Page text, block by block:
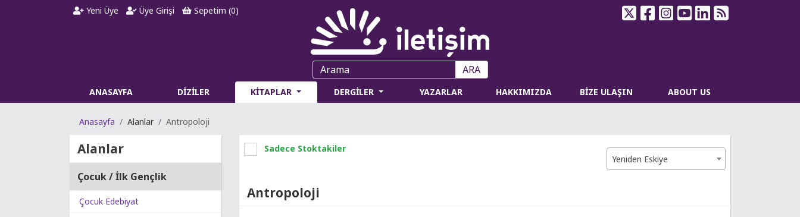
Yeni Üye Üye Girişi Sepetim (0)
ARA
ANASAYFA DİZİLER KİTAPLAR DERGİLER YAZARLAR HAKKIMIZDA BİZE ULAŞIN ABOUT US
Anasayfa Alanlar Antropoloji
Alanlar
Çocuk / İlk Gençlik
Çocuk Edebiyat
Sadece Stoktakiler
Yeniden Eskiye
Antropoloji